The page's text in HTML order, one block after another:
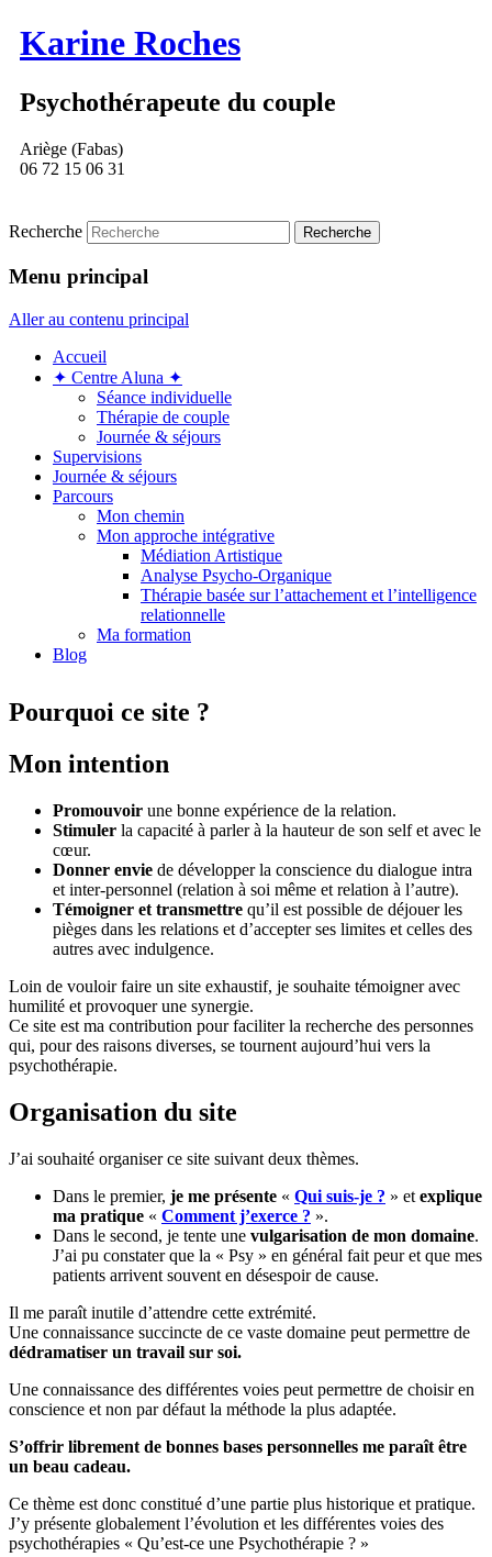
Karine Roches
Psychothérapeute du couple
Ariège (Fabas)
06 72 15 06 31
Recherche
Menu principal
Aller au contenu principal
Accueil
✦ Centre Aluna ✦
Séance individuelle
Thérapie de couple
Journée & séjours
Supervisions
Journée & séjours
Parcours
Mon chemin
Mon approche intégrative
Médiation Artistique
Analyse Psycho-Organique
Thérapie basée sur l’attachement et l’intelligence
relationnelle
Ma formation
Blog
Pourquoi ce site ?
Mon intention
Promouvoir une bonne expérience de la relation.
Stimuler la capacité à parler à la hauteur de son self et avec le
cœur.
Donner envie de développer la conscience du dialogue intra
et inter-personnel (relation à soi même et relation à l’autre).
Témoigner et transmettre qu’il est possible de déjouer les
pièges dans les relations et d’accepter ses limites et celles des
autres avec indulgence.
Loin de vouloir faire un site exhaustif, je souhaite témoigner avec
humilité et provoquer une synergie.
Ce site est ma contribution pour faciliter la recherche des personnes
qui, pour des raisons diverses, se tournent aujourd’hui vers la
psychothérapie.
Organisation du site
J’ai souhaité organiser ce site suivant deux thèmes.
Dans le premier, je me présente « Qui suis-je ? » et explique
ma pratique « Comment j’exerce ? ».
Dans le second, je tente une vulgarisation de mon domaine.
J’ai pu constater que la « Psy » en général fait peur et que mes
patients arrivent souvent en désespoir de cause.
Il me paraît inutile d’attendre cette extrémité.
Une connaissance succincte de ce vaste domaine peut permettre de
dédramatiser un travail sur soi.
Une connaissance des différentes voies peut permettre de choisir en
conscience et non par défaut la méthode la plus adaptée.
S’offrir librement de bonnes bases personnelles me paraît être
un beau cadeau.
Ce thème est donc constitué d’une partie plus historique et pratique.
J’y présente globalement l’évolution et les différentes voies des
psychothérapies « Qu’est-ce une Psychothérapie ? »